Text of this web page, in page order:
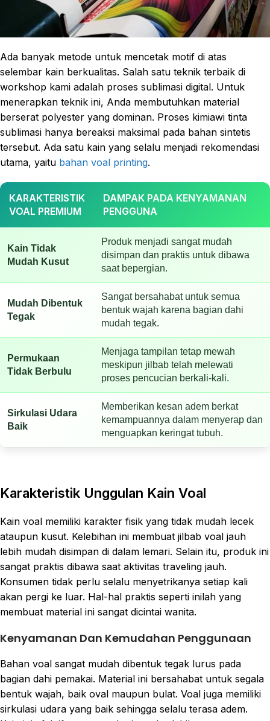
Ada banyak metode untuk mencetak motif di atas
selembar kain berkualitas. Salah satu teknik terbaik di
workshop kami adalah proses sublimasi digital. Untuk
menerapkan teknik ini, Anda membutuhkan material
berserat polyester yang dominan. Proses kimiawi tinta
sublimasi hanya bereaksi maksimal pada bahan sintetis
tersebut. Ada satu kain yang selalu menjadi rekomendasi
utama, yaitu bahan voal printing.
KARAKTERISTIK
VOAL PREMIUM
DAMPAK PADA KENYAMANAN
PENGGUNA
Kain Tidak
Mudah Kusut
Produk menjadi sangat mudah
disimpan dan praktis untuk dibawa
saat bepergian.
Mudah Dibentuk
Tegak
Sangat bersahabat untuk semua
bentuk wajah karena bagian dahi
mudah tegak.
Permukaan
Tidak Berbulu
Menjaga tampilan tetap mewah
meskipun jilbab telah melewati
proses pencucian berkali-kali.
Sirkulasi Udara
Baik
Memberikan kesan adem berkat
kemampuannya dalam menyerap dan
menguapkan keringat tubuh.
Karakteristik Unggulan Kain Voal
Kain voal memiliki karakter fisik yang tidak mudah lecek
ataupun kusut. Kelebihan ini membuat jilbab voal jauh
lebih mudah disimpan di dalam lemari. Selain itu, produk ini
sangat praktis dibawa saat aktivitas traveling jauh.
Konsumen tidak perlu selalu menyetrikanya setiap kali
akan pergi ke luar. Hal-hal praktis seperti inilah yang
membuat material ini sangat dicintai wanita.
Kenyamanan Dan Kemudahan Penggunaan
Bahan voal sangat mudah dibentuk tegak lurus pada
bagian dahi pemakai. Material ini bersahabat untuk segala
bentuk wajah, baik oval maupun bulat. Voal juga memiliki
sirkulasi udara yang baik sehingga selalu terasa adem.